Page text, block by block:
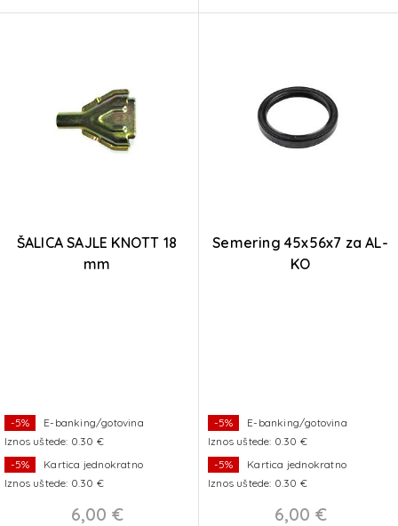
ŠALICA SAJLE KNOTT 18
mm
-5%
E-banking/gotovina
Iznos uštede: 0.30 €
-5%
Kartica jednokratno
Iznos uštede: 0.30 €
6,00 €
Semering 45x56x7 za AL-
KO
-5%
E-banking/gotovina
Iznos uštede: 0.30 €
-5%
Kartica jednokratno
Iznos uštede: 0.30 €
6,00 €